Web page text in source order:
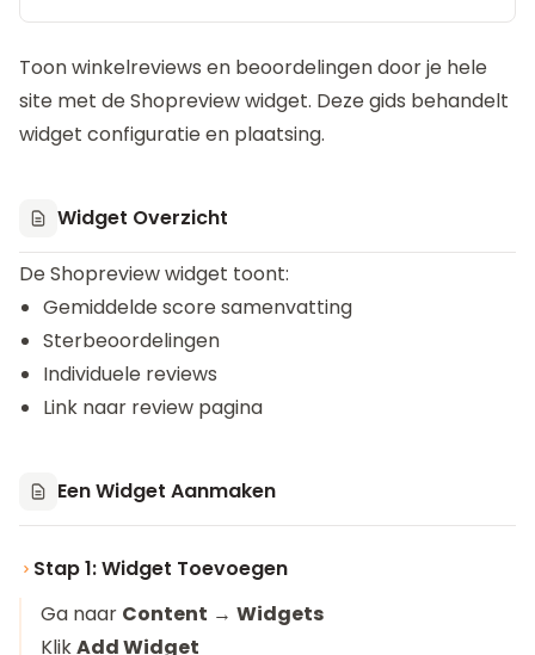
Toon winkelreviews en beoordelingen door je hele
site met deShopreviewwidget. Deze gids behandelt
widget configuratie en plaatsing.
Widget Overzicht
De Shopreview widget toont:
Gemiddelde score samenvatting
Sterbeoordelingen
Individuele reviews
Link naar review pagina
Een Widget Aanmaken
Stap 1: Widget Toevoegen
Ga naar Content → Widgets
KlikAdd Widget